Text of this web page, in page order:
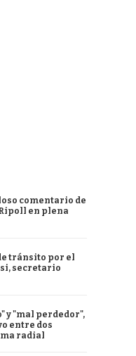
comentario de
en plena
tránsito por el
secretario
y "mal perdedor",
entre dos
radial